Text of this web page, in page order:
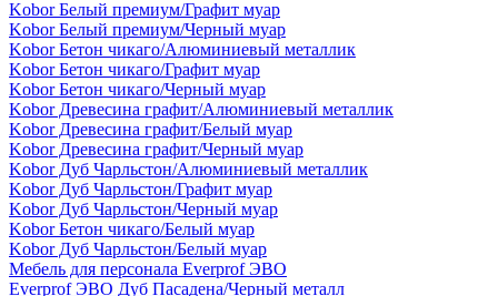
Kobor Белый премиум/Графит муар
Kobor Белый премиум/Черный муар
Kobor Бетон чикаго/Алюминиевый металлик
Kobor Бетон чикаго/Графит муар
Kobor Бетон чикаго/Черный муар
Kobor Древесина графит/Алюминиевый металлик
Kobor Древесина графит/Белый муар
Kobor Древесина графит/Черный муар
Kobor Дуб Чарльстон/Алюминиевый металлик
Kobor Дуб Чарльстон/Графит муар
Kobor Дуб Чарльстон/Черный муар
Kobor Бетон чикаго/Белый муар
Kobor Дуб Чарльстон/Белый муар
Мебель для персонала Everprof ЭВО
Everprof ЭВО Дуб Пасадена/Черный металл